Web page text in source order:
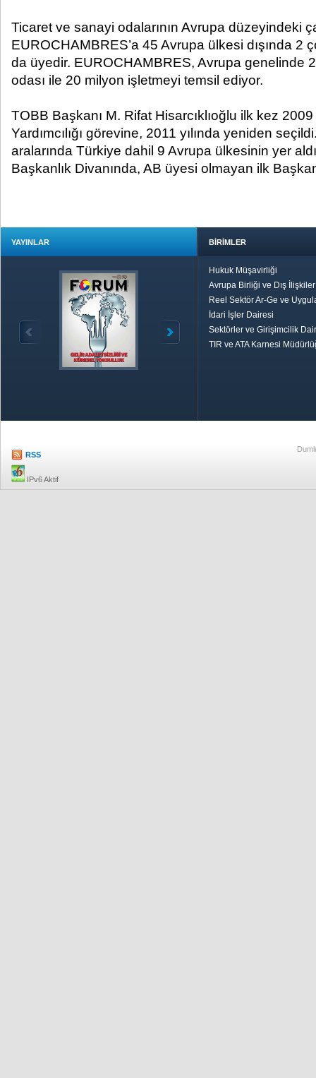
Ticaret ve sanayi odalarının Avrupa düzeyindeki
EUROCHAMBRES’a 45 Avrupa ülkesi dışında 2
da üyedir. EUROCHAMBRES, Avrupa genelinde
odası ile 20 milyon işletmeyi temsil ediyor.
TOBB Başkanı M. Rifat Hisarcıklıoğlu ilk kez
Yardımcılığı görevine, 2011 yılında yeniden
aralarında Türkiye dahil 9 Avrupa ülkesinin yer
Başkanlık Divanında, AB üyesi olmayan ilk Başkan
YAYINLAR BİRİMLER
Hukuk Müşavirliği
Avrupa Birliği ve Dış
Reel Sektör Ar-Ge ve
İdari İşler Dairesi
Sektörler ve Girişimcilik
TIR ve ATA Karnesi
RSS
IPv6 Aktif